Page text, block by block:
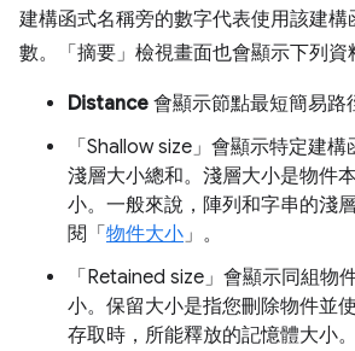
建構函式名稱旁的數字代表使用該建
數。「摘要」 檢視畫面也會顯示下列資
Distance 會顯示節點最短簡易路
「Shallow size」 會顯示特定建構
淺層大小總和。淺層大小是物件
小。一般來說，陣列和字串的淺
閱「 物件大小」。
「Retained size」 會顯示同組物
小。保留大小是指您刪除物件並
存取時，所能釋放的記憶體大小